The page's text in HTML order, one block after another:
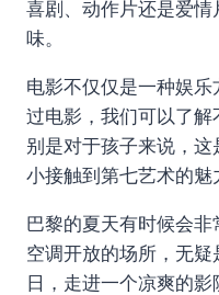
喜剧、动作片还是爱情
味。
电影不仅仅是一种娱
过电影，我们可以了
别是对于孩子来说，
小接触到第七艺术的魅
巴黎的夏天有时候会
空调开放的场所，无
日，走进一个凉爽的